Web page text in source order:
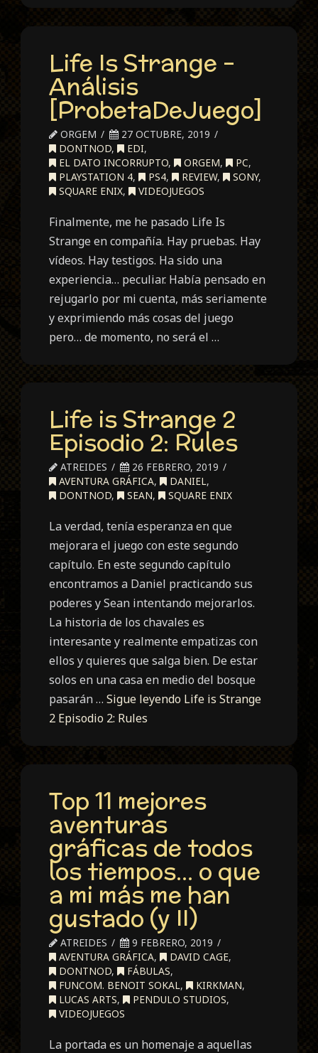
Life Is Strange –
Análisis
[ProbetaDeJuego]
ORGEM
27 OCTUBRE, 2019
DONTNOD, EDI,
EL DATO INCORRUPTO, ORGEM, PC,
PLAYSTATION 4, PS4, REVIEW, SONY,
SQUARE ENIX, VIDEOJUEGOS
Finalmente, me he pasado Life Is
Strange en compañía. Hay pruebas. Hay
vídeos. Hay testigos. Ha sido una
experiencia… peculiar. Había pensado en
rejugarlo por mi cuenta, más seriamente
y exprimiendo más cosas del juego
pero… de momento, no será el …
Life is Strange 2
Episodio 2: Rules
ATREIDES
26 FEBRERO, 2019
AVENTURA GRÁFICA, DANIEL,
DONTNOD, SEAN, SQUARE ENIX
La verdad, tenía esperanza en que
mejorara el juego con este segundo
capítulo. En este segundo capítulo
encontramos a Daniel practicando sus
poderes y Sean intentando mejorarlos.
La historia de los chavales es
interesante y realmente empatizas con
ellos y quieres que salga bien. De estar
solos en una casa en medio del bosque
pasarán …Sigue leyendo Life is Strange
2 Episodio 2: Rules
Top 11 mejores
aventuras
gráficas de todos
los tiempos… o que
a mi más me han
gustado (y II)
ATREIDES
9 FEBRERO, 2019
AVENTURA GRÁFICA, DAVID CAGE,
DONTNOD, FÁBULAS,
FUNCOM. BENOIT SOKAL, KIRKMAN,
LUCAS ARTS, PENDULO STUDIOS,
VIDEOJUEGOS
La portada es un homenaje a aquellas